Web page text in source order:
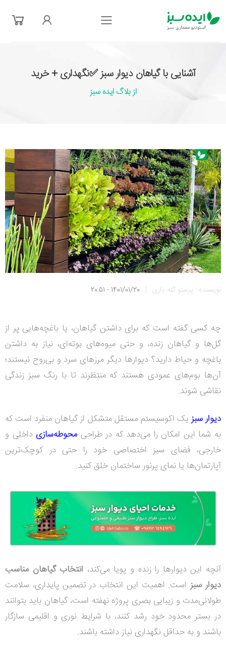
فهرست
آشنایی با گیاهان دیوار سبز ✅نگهداری + خرید
از بلاگ ایده سبز
نویسنده : پرستو گله داری |
1401/01/20 - 20:51
چه کسی گفته است که برای داشتن گیاهان، یا باغچه‌هایی پر از
گل‌ها و گیاهان زنده، و حتی میوه‌های بوته‌ای، نیاز به داشتن
باغچه و حیاط دارید؟ دیوارها دیگر مرزهای سرد و بی‌روح نیستند؛
آن‌ها بوم‌های عمودی هستند که منتظرند تا با رنگ سبز زندگی
نقاشی شوند.
دیوار سبزیک اکوسیستم مستقل متشکل از گیاهان منفرد است که
به شما این امکان را می‌دهد که در طراحی محوطه‌سازی داخلی و
خارجی، فضای سبز اختصاصی خود را حتی در کوچک‌ترین
آپارتمان‌ها یا نمای پرنور ساختمان خلق کنید.
آنچه این دیوارها را زنده و پویا می‌کند، انتخاب گیاهان مناسب
دیوار سبزاست. اهمیت این انتخاب در تضمین پایداری، سلامت
طولانی‌مدت و زیبایی بصری پروژه نهفته است، گیاهان باید بتوانند
در بستر محدود خود رشد کنند، با شرایط نوری و اقلیمی سازگار
باشند و به حداقل نگهداری نیاز داشته باشند.